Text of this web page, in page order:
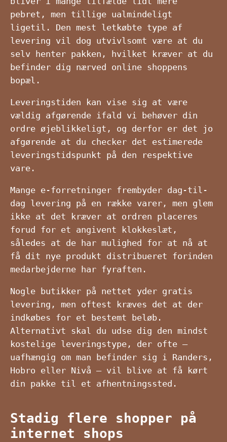
pebret, men tillige ualmindeligt
ligetil. Den mest letkøbte type af
levering vil dog utvivlsomt være at du
selv henter pakken, hvilket kræver at du
befinder dig nærved online shoppens
bopæl.
Leveringstiden kan vise sig at være
vældig afgørende ifald vi behøver din
ordre øjeblikkeligt, og derfor er det jo
afgørende at du checker det estimerede
leveringstidspunkt på den respektive
vare.
Mange e-forretninger frembyder dag-til-
dag levering på en række varer, men glem
ikke at det kræver at ordren placeres
forud for et angivent klokkeslæt,
således at de har mulighed for at nå at
få dit nye produkt distribueret forinden
medarbejderne har fyraften.
Nogle butikker på nettet yder gratis
levering, men oftest kræves det at der
indkøbes for et bestemt beløb.
Alternativt skal du udse dig den mindst
kostelige leveringstype, der ofte –
uafhængig om man befinder sig i Randers,
Hobro eller Nivå – vil blive at få kørt
din pakke til et afhentningssted.
Stadig flere shopper på
internet shops